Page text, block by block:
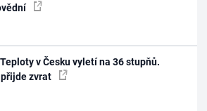
v Česku vyletí na 36 stupňů.
přijde zvrat